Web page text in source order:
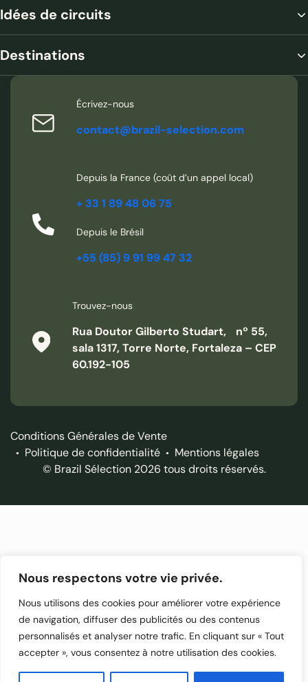
Nous respectons votre vie privée.
Nous utilisons des cookies pour améliorer votre expérience
de navigation, diffuser des publicités ou des contenus
personnalisés et analyser notre trafic. En cliquant sur « Tout
accepter », vous consentez à notre utilisation des cookies.
Idées de circuits
Destinations
Écrivez-nous
contact@brazil-selection.com
Depuis la France (coût d’un appel local)
+ 33 1 89 48 06 75
Depuis le Brésil
+55 (85) 9 91 99 47 32
Trouvez-nous
Rua Doutor Gilberto Studart, nº 55,
sala 1317, Torre Norte, Fortaleza – CEP
60.192-105
Conditions Générales de Vente
Politique de confidentialité
Mentions légales
© Brazil Sélection 2026 tous droits réservés.